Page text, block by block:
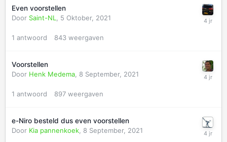
Even voorstellen
Door Saint-NL, 5 Oktober, 2021
1 antwoord 843 weergaven
Voorstellen
Door Henk Medema, 8 September, 2021
1 antwoord 897 weergaven
e-Niro besteld dus even voorstellen
Door Kia pannenkoek, 8 September, 2021